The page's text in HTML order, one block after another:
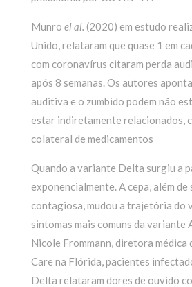
Munro el al. (2020) em estudo
Unido, relataram que quase 1 em
com coronavírus citaram perda
após 8 semanas. Os autores
auditiva e o zumbido podem não
estar indiretamente relacionados,
colateral de medicamentos
Quando a variante Delta surgiu a
exponencialmente. A cepa, além de
contagiosa, mudou a trajetória do
sintomas mais comuns da variante
Nicole Frommann, diretora médica
Care na Flórida, pacientes
Delta relataram dores de ouvido